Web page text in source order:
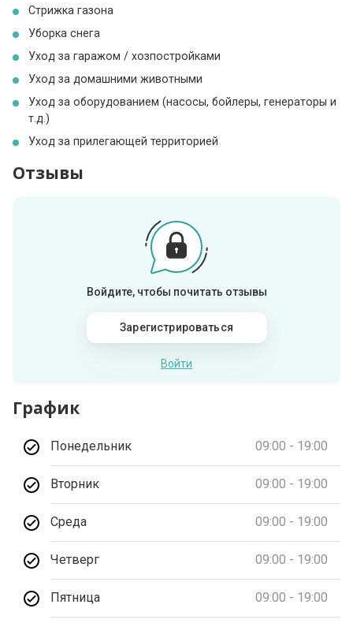
Стрижка газона
Уборка снега
Уход за гаражом / хозпостройками
Уход за домашними животными
Уход за оборудованием (насосы, бойлеры, генераторы и
т.д.)
Уход за прилегающей территорией
Отзывы
Войдите, чтобы почитать отзывы
Зарегистрироваться
Войти
График
Понедельник 09:00 - 19:00
Вторник 09:00 - 19:00
Среда 09:00 - 19:00
Четверг 09:00 - 19:00
Пятница 09:00 - 19:00